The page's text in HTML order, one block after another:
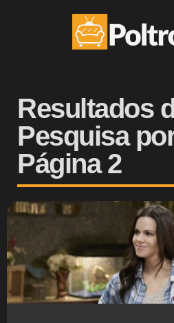
Resultados
Pesquisa
Página 2